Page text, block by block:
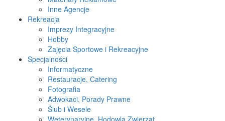
Inne Agencje
Rekreacja
Imprezy Integracyjne
Hobby
Zajęcia Sportowe i Rekreacyjne
Specjalności
Informatyczne
Restauracje, Catering
Fotografia
Adwokaci, Porady Prawne
Ślub i Wesele
Weterynaryjne, Hodowla Zwierząt